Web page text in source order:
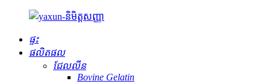
ផ្ទះ
ផលិតផល
ជែលលីន
Bovine Gelatin